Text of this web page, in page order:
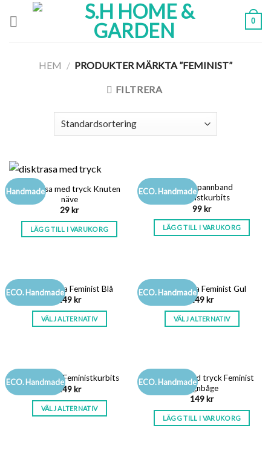
0
HEM / PRODUKTER MÄRKTA ”FEMINIST”
FILTRERA
Handmade
Disktrasa med tryck Knuten
näve
29kr
LÄGG TILL I VARUKORG
ECO. HandmadeFodrat pannband
Feministkurbits
99kr
LÄGG TILL I VARUKORG
ECO. Handmade
Trikåmössa Feminist Blå
149kr
VÄLJ ALTERNATIV
ECO. Handmade
Trikåmössa Feminist Gul
149kr
VÄLJ ALTERNATIV
ECO. Handmade
Trikåmössa Feministkurbits
149kr
VÄLJ ALTERNATIV
ECO. Handmade
Tygkasse med tryck Feminist
regnbåge
149kr
LÄGG TILL I VARUKORG